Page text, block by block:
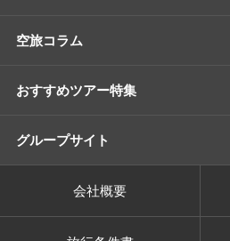
空旅コラム
おすすめツアー特集
グループサイト
会社概要